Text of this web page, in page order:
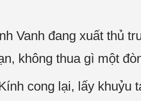
Vanh đang xuất thủ
không thua gì một
cong lại, lấy khuỷu